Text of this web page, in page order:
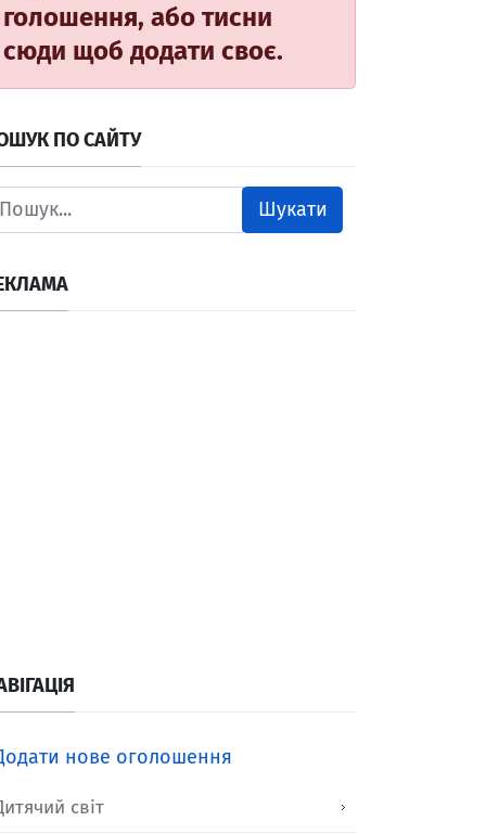
голошення, або тисни
сюди щоб додати своє.
ПО САЙТУ
Шукати
нове оголошення
світ